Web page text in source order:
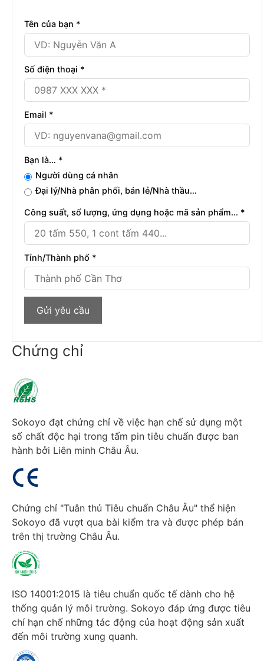
Tên của bạn *
Số điện thoại *
Email *
Bạn là… *
Người dùng cá nhân
Đại lý/Nhà phân phối, bán lẻ/Nhà thầu…
Công suất, số lượng, ứng dụng hoặc mã sản phẩm... *
Tỉnh/Thành phố *
Chứng chỉ
Sokoyo đạt chứng chỉ về việc hạn chế sử dụng một
số chất độc hại trong tấm pin tiêu chuẩn được ban
hành bởi Liên minh Châu Âu.
Chứng chỉ "Tuân thủ Tiêu chuẩn Châu Âu" thể hiện
Sokoyo đã vượt qua bài kiểm tra và được phép bán
trên thị trường Châu Âu.
ISO 14001:2015 là tiêu chuẩn quốc tế dành cho hệ
thống quản lý môi trường. Sokoyo đáp ứng được tiêu
chí hạn chế những tác động của hoạt động sản xuất
đến môi trường xung quanh.